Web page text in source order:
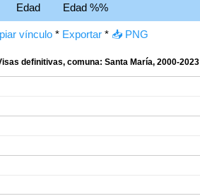
Edad Edad %%
vínculo * Exportar * 📥 PNG
definitivas, comuna: Santa María, 2000-2023